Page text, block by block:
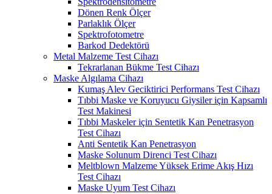
Dönen Renk Ölçer
Parlaklık Ölçer
Spektrofotometre
Barkod Dedektörü
Metal Malzeme Test Cihazı
Tekrarlanan Bükme Test Cihazı
Maske Algılama Cihazı
Kumaş Alev Geciktirici Performans Test Cihazı
Tıbbi Maske ve Koruyucu Giysiler için Kapsamlı
Test Makinesi
Tıbbi Maskeler için Sentetik Kan Penetrasyon
Test Cihazı
Anti Sentetik Kan Penetrasyon
Maske Solunum Direnci Test Cihazı
Meltblown Malzeme Yüksek Erime Akış Hızı
Test Cihazı
Maske Uyum Test Cihazı